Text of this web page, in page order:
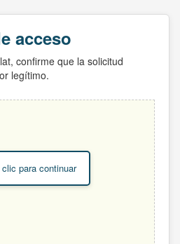
acceso
confirme que la solicitud
legítimo.
para continuar